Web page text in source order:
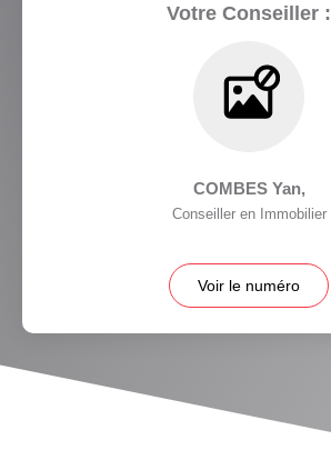
Votre Conseiller :
COMBES Yan,
Conseiller en Immobilier
Voir le numéro